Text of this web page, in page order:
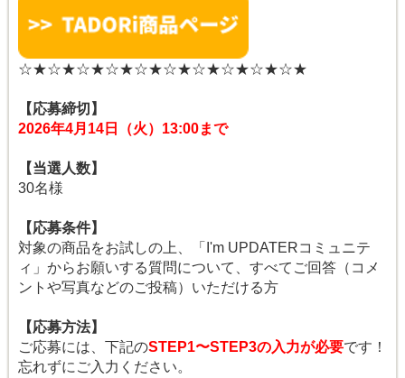
☆★☆★☆★☆★☆★☆★☆★☆★☆★☆★
【応募締切】
2026年4月14日（火）13:00まで
【当選人数】
30名様
【応募条件】
対象の商品をお試しの上、「I'm UPDATERコミュニテ
ィ」からお願いする質問について、すべてご回答（コメ
ントや写真などのご投稿）いただける方
【応募方法】
ご応募には、下記のSTEP1〜STEP3の入力が必要です！
忘れずにご入力ください。